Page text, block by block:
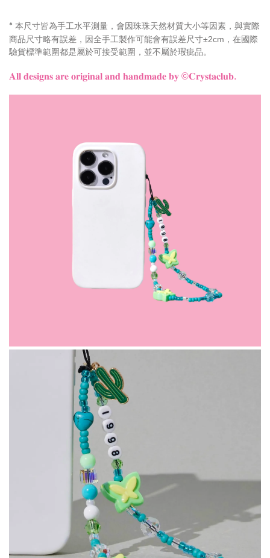
* 本尺寸皆為手工水平測量，會因珠珠天然材質大小等因素，與實際
商品尺寸略有誤差，因全手工製作可能會有誤差尺寸±2cm，在國際
驗貨標準範圍都是屬於可接受範圍，並不屬於瑕疵品。
𝐀𝐥𝐥 𝐝𝐞𝐬𝐢𝐠𝐧𝐬 𝐚𝐫𝐞 𝐨𝐫𝐢𝐠𝐢𝐧𝐚𝐥 𝐚𝐧𝐝 𝐡𝐚𝐧𝐝𝐦𝐚𝐝𝐞 𝐛𝐲 ©𝐂𝐫𝐲𝐬𝐭𝐚𝐜𝐥𝐮𝐛.